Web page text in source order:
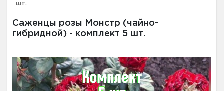
шт.
Саженцы розы Монстр (чайно-
гибридной) - комплект 5 шт.